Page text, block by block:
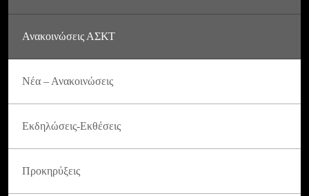
Ανακοινώσεις ΑΣΚΤ
Νέα – Ανακοινώσεις
Εκδηλώσεις-Εκθέσεις
Προκηρύξεις